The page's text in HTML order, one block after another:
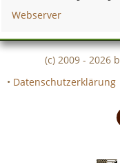
Webserver
(c) 2009 - 2026
• Datenschutzerklärung